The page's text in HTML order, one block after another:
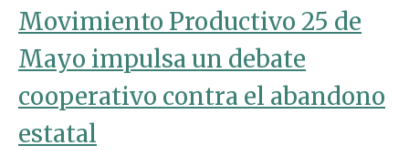
Movimiento Productivo 25 de
Mayo impulsa un debate
cooperativo contra el abandono
estatal